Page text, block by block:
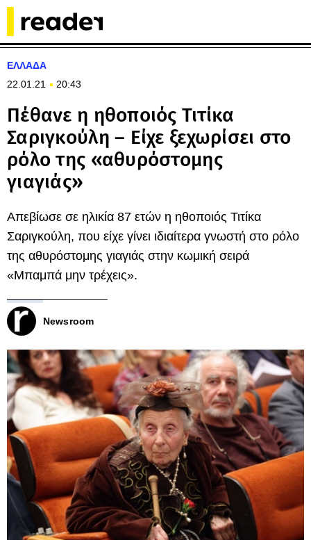
ΕΛΛΑΔΑ
22.01.21
20:43
Πέθανε η ηθοποιός Τιτίκα
Σαριγκούλη – Είχε ξεχωρίσει στο
ρόλο της «αθυρόστομης
γιαγιάς»
Απεβίωσε σε ηλικία 87 ετών η ηθοποιός Τιτίκα
Σαριγκούλη, που είχε γίνει ιδιαίτερα γνωστή στο ρόλο
της αθυρόστομης γιαγιάς στην κωμική σειρά
«Μπαμπά μην τρέχεις».
Newsroom